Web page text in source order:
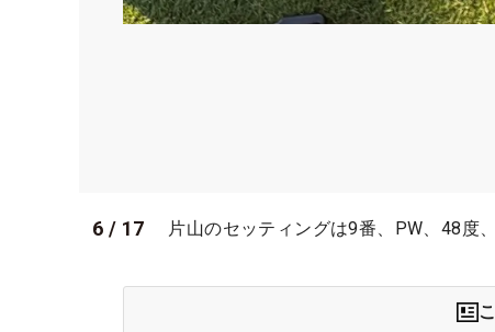
6 / 17 片山のセッティングは9番、PW、48度